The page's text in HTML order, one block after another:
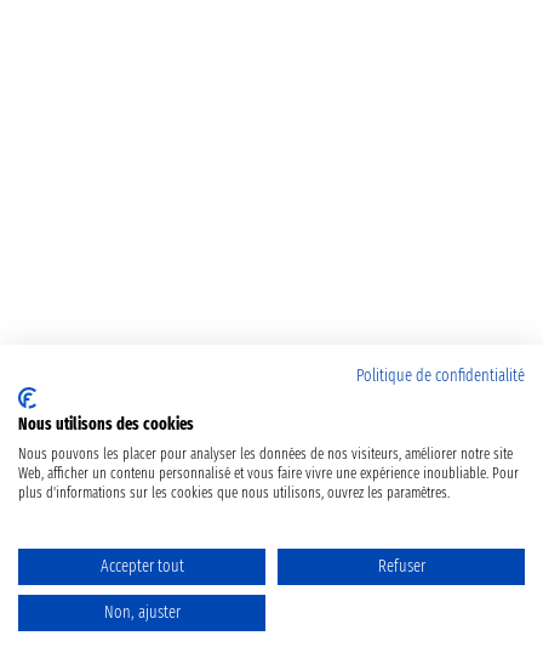
Politique de confidentialité
Nous utilisons des cookies
Nous pouvons les placer pour analyser les données de nos visiteurs, améliorer notre site
Web, afficher un contenu personnalisé et vous faire vivre une expérience inoubliable. Pour
plus d'informations sur les cookies que nous utilisons, ouvrez les paramètres.
Accepter tout Refuser
Non, ajuster